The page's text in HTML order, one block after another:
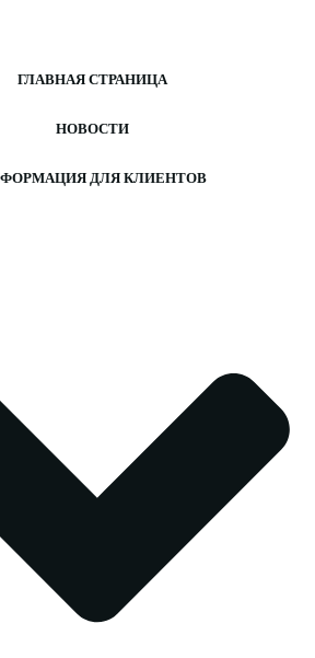
ГЛАВНАЯ СТРАНИЦА
НОВОСТИ
ДЛЯ КЛИЕНТОВ